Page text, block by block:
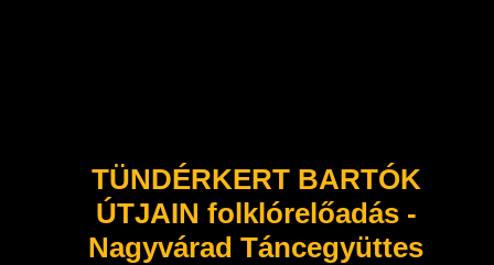
TÜNDÉRKERT BARTÓK
ÚTJAIN folklórelőadás -
Nagyvárad Táncegyüttes